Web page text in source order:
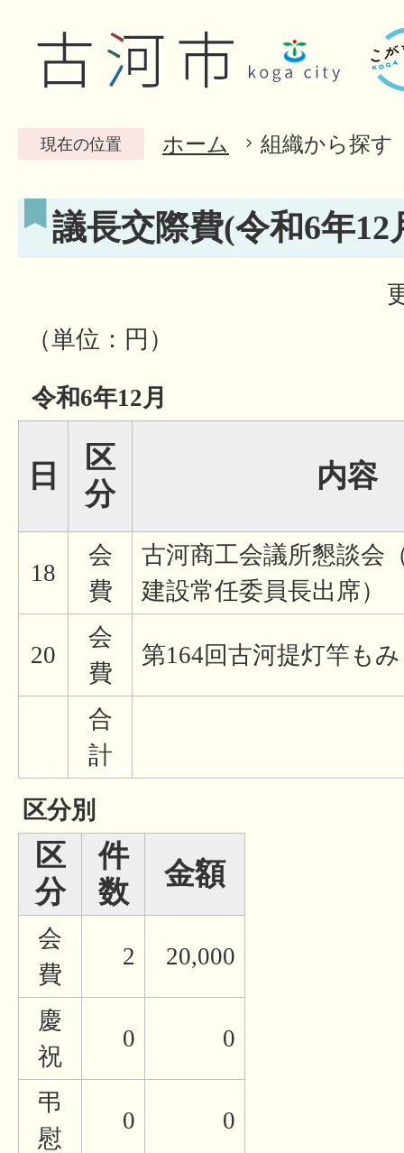
現在の位置 ホーム 組織から探す
議長交際費(令和6年12
（単位：円）
令和6年12月
日
区
分
内容
18
会
費
古河商工会議所懇談会
建設常任委員長出席）
20
会
費
第164回古河提灯竿も
合
計
区分別
区
分
件
数
金額
会
費
2 20,000
慶
祝
0 0
弔
慰
0 0